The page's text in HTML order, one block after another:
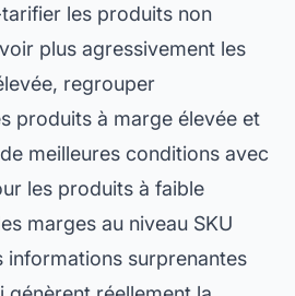
les produits non
plus agressivement les
regrouper
produits à marge élevée et
meilleures conditions avec
les produits à faible
marges au niveau SKU
informations surprenantes